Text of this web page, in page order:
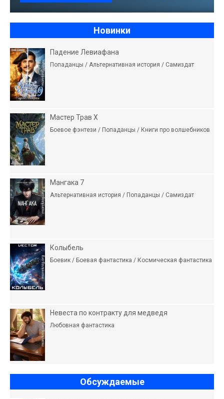
Новинки
Падение Левиафана
Попаданцы / Альтернативная история / Самиздат
Мастер Трав X
Боевое фэнтези / Попаданцы / Книги про волшебников
Мангака 7
Альтернативная история / Попаданцы / Самиздат
Колыбель
Боевик / Боевая фантастика / Космическая фантастика
Невеста по контракту для медведя
Любовная фантастика
Обсуждаемые